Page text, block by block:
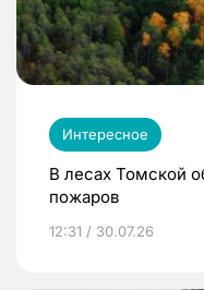
Интересное
В лесах Томской
пожаров
12:31 / 30.07.26